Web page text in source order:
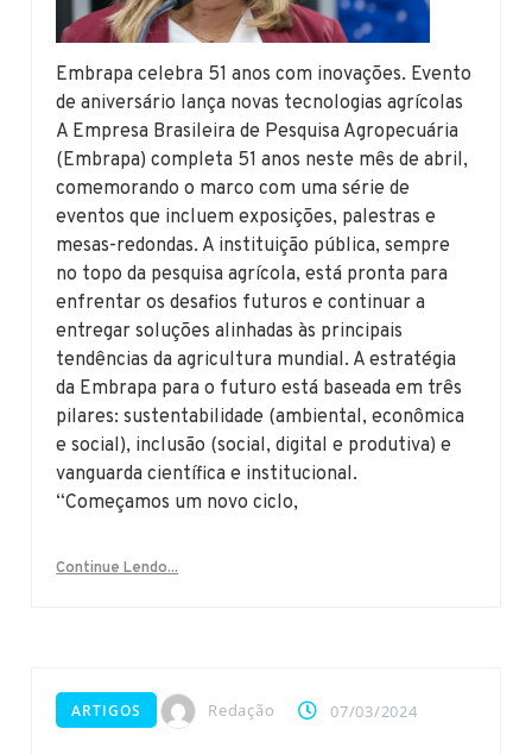
Embrapa celebra 51 anos com inovações. Evento
de aniversário lança novas tecnologias agrícolas
A Empresa Brasileira de Pesquisa Agropecuária
(Embrapa) completa 51 anos neste mês de abril,
comemorando o marco com uma série de
eventos que incluem exposições, palestras e
mesas-redondas. A instituição pública, sempre
no topo da pesquisa agrícola, está pronta para
enfrentar os desafios futuros e continuar a
entregar soluções alinhadas às principais
tendências da agricultura mundial. A estratégia
da Embrapa para o futuro está baseada em três
pilares: sustentabilidade (ambiental, econômica
e social), inclusão (social, digital e produtiva) e
vanguarda científica e institucional.
“Começamos um novo ciclo,
Continue Lendo...
ARTIGOS Redação 07/03/2024